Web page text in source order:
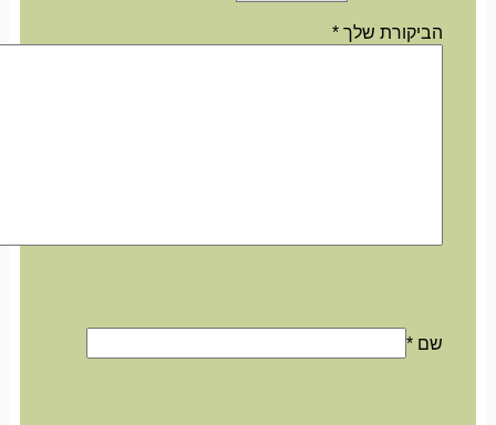
הביקורת שלך*
שם*